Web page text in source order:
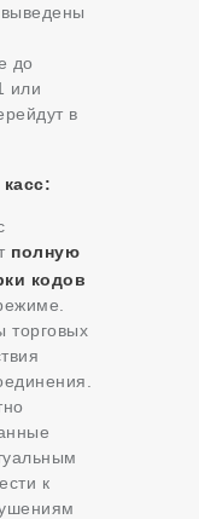
выведены
до
или
в
полную
кодов
торговых
к